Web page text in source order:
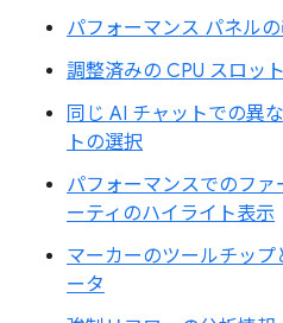
パフォーマンス パネル
調整済みの CPU スロッ
同じ AI チャットでの異
トの選択
パフォーマンスでのフ
ーティのハイライト表示
マーカーのツールチッ
ータ